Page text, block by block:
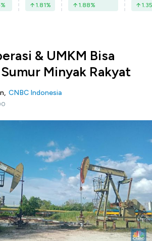
% 1.81% 1.88% 1.35
& UMKM Bisa
Minyak Rakyat
CNBC Indonesia